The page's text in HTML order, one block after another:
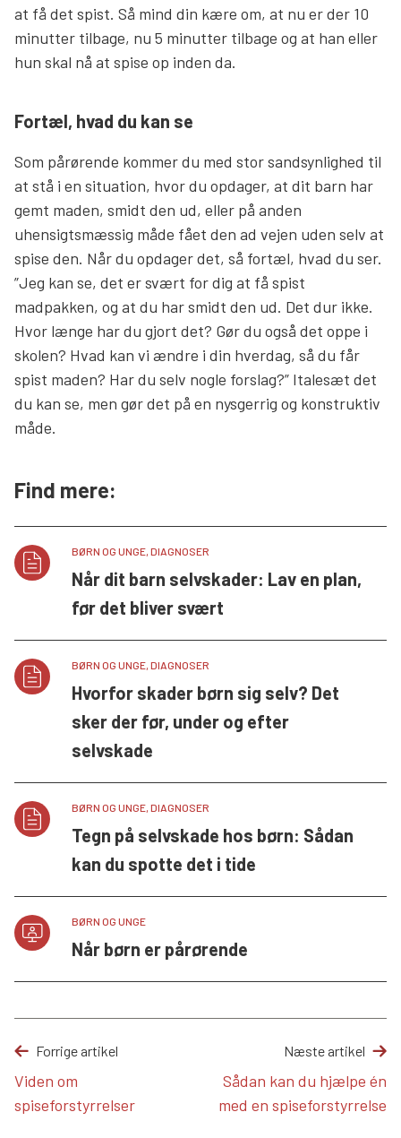
at få det spist. Så mind din kære om, at nu er der 10
minutter tilbage, nu 5 minutter tilbage og at han eller
hun skal nå at spise op inden da.
Fortæl, hvad du kan se
Som pårørende kommer du med stor sandsynlighed til
at stå i en situation, hvor du opdager, at dit barn har
gemt maden, smidt den ud, eller på anden
uhensigtsmæssig måde fået den ad vejen uden selv at
spise den. Når du opdager det, så fortæl, hvad du ser.
”Jeg kan se, det er svært for dig at få spist
madpakken, og at du har smidt den ud. Det dur ikke.
Hvor længe har du gjort det? Gør du også det oppe i
skolen? Hvad kan vi ændre i din hverdag, så du får
spist maden? Har du selv nogle forslag?” Italesæt det
du kan se, men gør det på en nysgerrig og konstruktiv
måde.
Find mere:
BØRN OG UNGE, DIAGNOSER
Når dit barn selvskader: Lav en plan,
før det bliver svært
BØRN OG UNGE, DIAGNOSER
Hvorfor skader børn sig selv? Det
sker der før, under og efter
selvskade
BØRN OG UNGE, DIAGNOSER
Tegn på selvskade hos børn: Sådan
kan du spotte det i tide
BØRN OG UNGE
Når børn er pårørende
Forrige artikel
Viden om
spiseforstyrrelser
Næste artikel
Sådan kan du hjælpe én
med en spiseforstyrrelse